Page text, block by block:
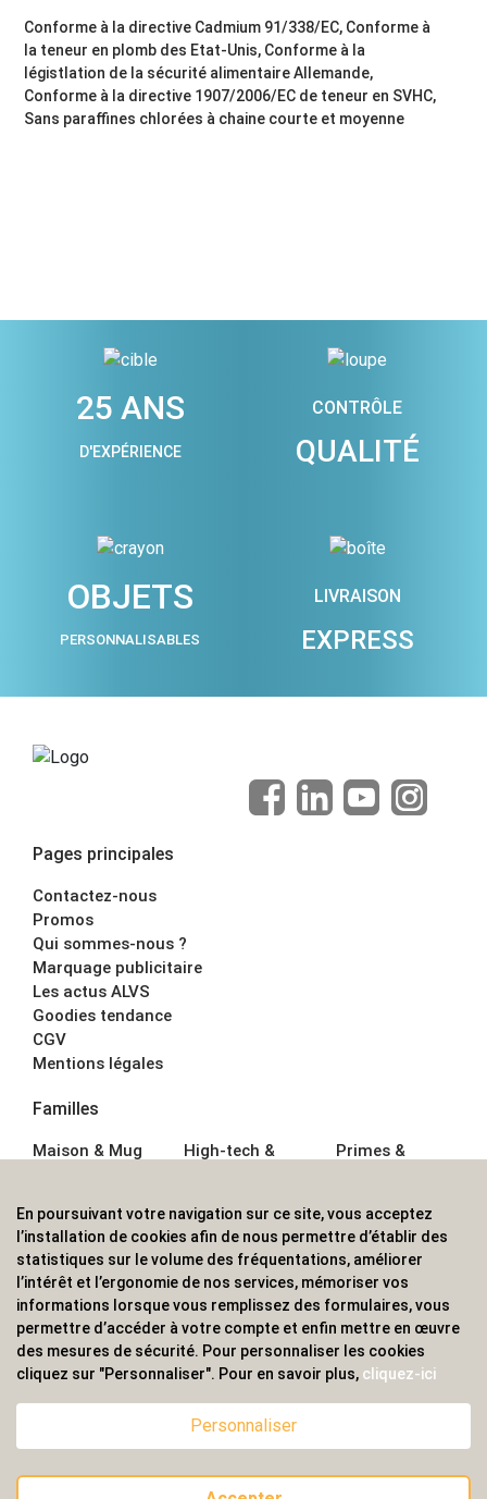
Conforme à la directive Cadmium 91/338/EC, Conforme à
la teneur en plomb des Etat-Unis, Conforme à la
légistlation de la sécurité alimentaire Allemande,
Conforme à la directive 1907/2006/EC de teneur en SVHC,
Sans paraffines chlorées à chaine courte et moyenne
25 ANS
D'EXPÉRIENCE
CONTRÔLE
QUALITÉ
OBJETS
PERSONNALISABLES
LIVRAISON
EXPRESS
Pages principales
Contactez-nous
Promos
Qui sommes-nous ?
Marquage publicitaire
Les actus ALVS
Goodies tendance
CGV
Mentions légales
Familles
Maison & Mug
Écriture
Bagagerie sacs
High-tech &
Sport &
Outdoor
Enfant
Primes &
Boisson
Textile &
Casquette
Accessoires de
ALVS, fournisseur d'objets publicitaires, pour les
professionnels. Une implantation nationale, une
couverture internationale.
En poursuivant votre navigation sur ce site, vous acceptez
l’installation de cookies afin de nous permettre d’établir des
statistiques sur le volume des fréquentations, améliorer
l’intérêt et l’ergonomie de nos services, mémoriser vos
informations lorsque vous remplissez des formulaires, vous
permettre d’accéder à votre compte et enfin mettre en œuvre
des mesures de sécurité. Pour personnaliser les cookies
cliquez sur "Personnaliser". Pour en savoir plus, cliquez-ici
Personnaliser